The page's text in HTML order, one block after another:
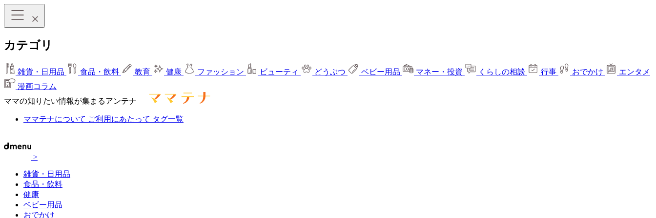
カテゴリ
雑貨・日用品 食品・飲料 教育 健康 ファッション ビューティ どうぶつ ベビー用品 マネー・投資 くらしの相談 行事 おでかけ
エンタメ
漫画コラム
ママの知りたい情報が集まるアンテナ
ママテナについて ご利用にあたって タグ一覧
>
雑貨・日用品
食品・飲料
健康
ベビー用品
おでかけ